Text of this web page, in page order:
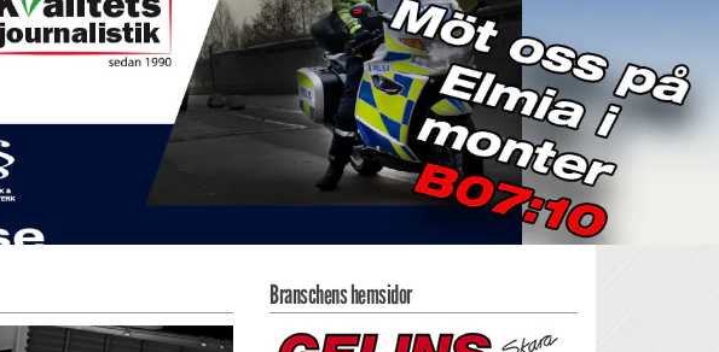
Branschens hemsidor